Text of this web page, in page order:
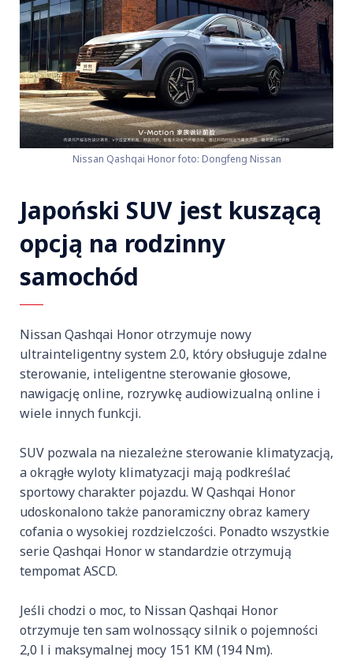
Nissan Qashqai Honor foto: Dongfeng Nissan
Japoński SUV jest kuszącą
opcją na rodzinny
samochód
Nissan Qashqai Honor otrzymuje nowy
ultrainteligentny system 2.0, który obsługuje zdalne
sterowanie, inteligentne sterowanie głosowe,
nawigację online, rozrywkę audiowizualną online i
wiele innych funkcji.
SUV pozwala na niezależne sterowanie klimatyzacją,
a okrągłe wyloty klimatyzacji mają podkreślać
sportowy charakter pojazdu. W Qashqai Honor
udoskonalono także panoramiczny obraz kamery
cofania o wysokiej rozdzielczości. Ponadto wszystkie
serie Qashqai Honor w standardzie otrzymują
tempomat ASCD.
Jeśli chodzi o moc, to Nissan Qashqai Honor
otrzymuje ten sam wolnossący silnik o pojemności
2,0 l i maksymalnej mocy 151 KM (194 Nm).